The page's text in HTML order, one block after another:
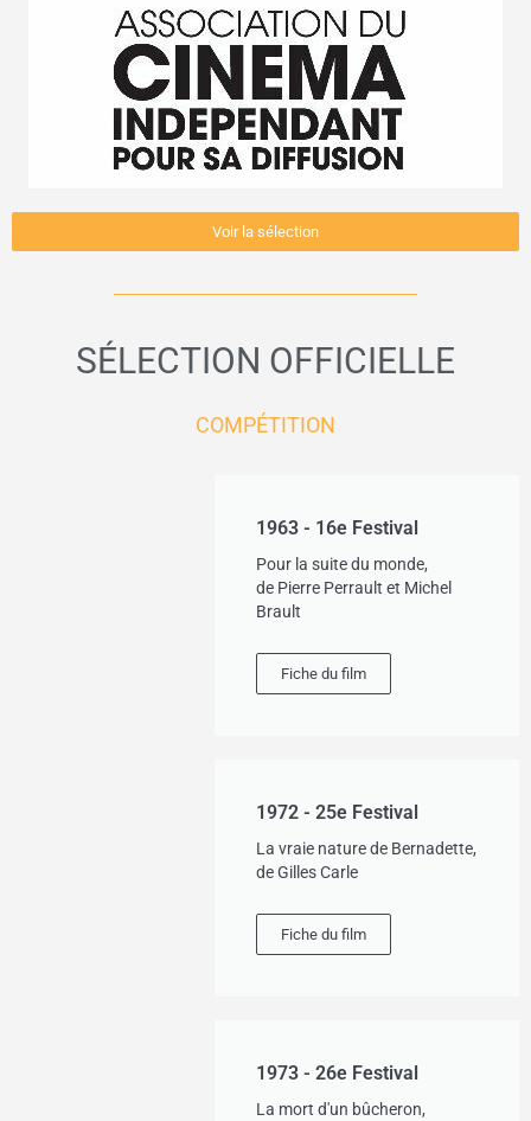
Voir la sélection
SÉLECTION OFFICIELLE
COMPÉTITION
1963 - 16e Festival
Pour la suite du monde,
de Pierre Perrault et Michel
Brault
Fiche du film
1972 - 25e Festival
La vraie nature de Bernadette,
de Gilles Carle
Fiche du film
1973 - 26e Festival
La mort d'un bûcheron,